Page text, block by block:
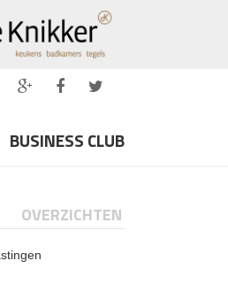
BUSINESS CLUB
OVERZICHTEN